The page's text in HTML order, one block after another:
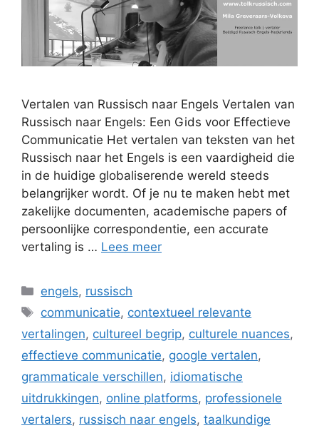
Vertalen van Russisch naar Engels Vertalen van
Russisch naar Engels: Een Gids voor Effectieve
Communicatie Het vertalen van teksten van het
Russisch naar het Engels is een vaardigheid die
in de huidige globaliserende wereld steeds
belangrijker wordt. Of je nu te maken hebt met
zakelijke documenten, academische papers of
persoonlijke correspondentie, een accurate
vertaling is … Lees meer
Categorieën
engels, russisch
Tags
communicatie, contextueel relevante
vertalingen, cultureel begrip, culturele nuances,
effectieve communicatie, google vertalen,
grammaticale verschillen, idiomatische
uitdrukkingen, online platforms, professionele
vertalers, russisch naar engels, taalkundige